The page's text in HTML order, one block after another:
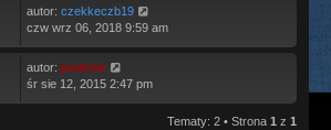
autor: czekkeczb19
czw wrz 06, 2018 9:59 am
autor: piotrniz
śr sie 12, 2015 2:47 pm
Tematy: 2 • Strona 1 z 1